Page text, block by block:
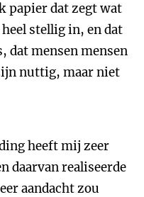
papier dat zegt wat
heel stellig in, en dat
dat mensen mensen
nuttig, maar niet
heeft mij zeer
daarvan realiseerde
aandacht zou